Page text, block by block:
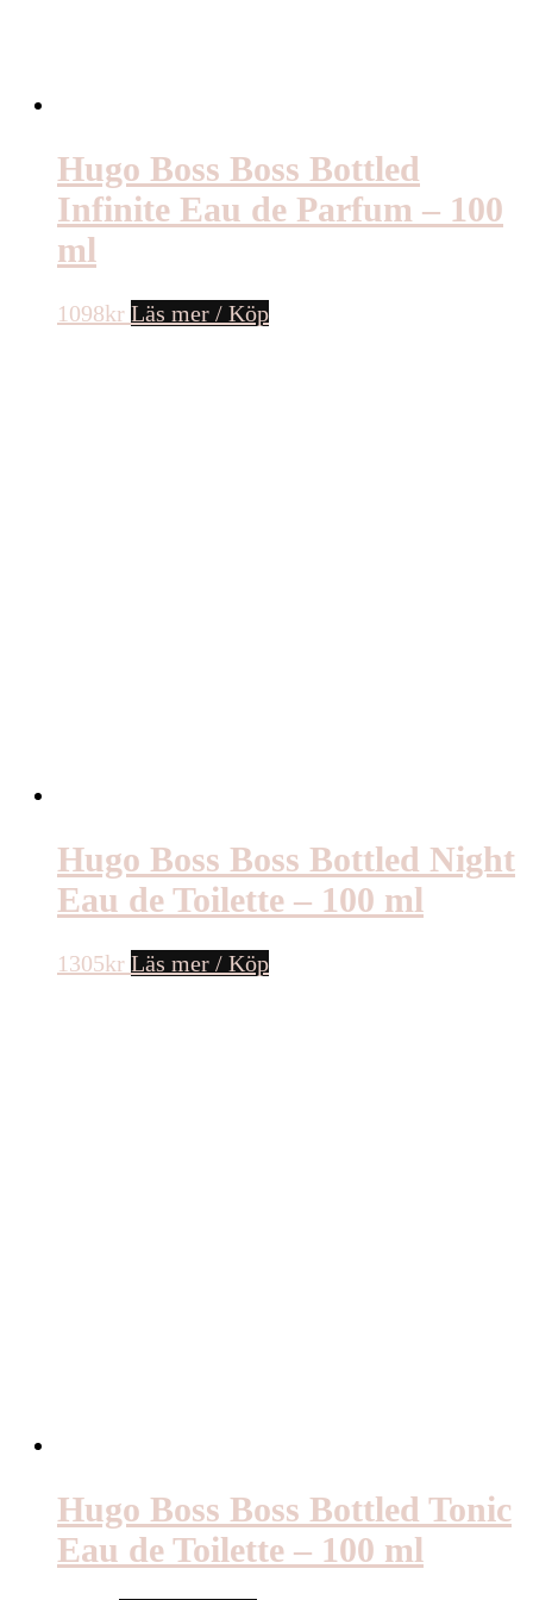
Hugo Boss Boss Bottled
Infinite Eau de Parfum – 100
ml
1098kr Läs mer / Köp
Hugo Boss Boss Bottled Night
Eau de Toilette – 100 ml
1305kr Läs mer / Köp
Hugo Boss Boss Bottled Tonic
Eau de Toilette – 100 ml